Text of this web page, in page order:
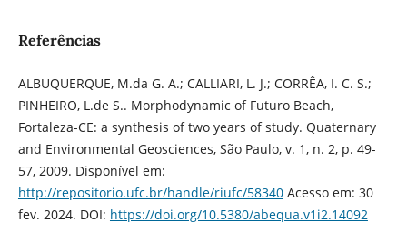
Referências
ALBUQUERQUE, M.da G. A.; CALLIARI, L. J.; CORRÊA, I. C. S.;
PINHEIRO, L.de S.. Morphodynamic of Futuro Beach,
Fortaleza-CE: a synthesis of two years of study. Quaternary
and Environmental Geosciences, São Paulo, v. 1, n. 2, p. 49-
57, 2009. Disponível em:
http://repositorio.ufc.br/handle/riufc/58340Acesso em: 30
fev. 2024. DOI: https://doi.org/10.5380/abequa.v1i2.14092